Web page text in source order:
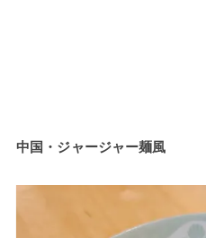
中国・ジャージャー麺風